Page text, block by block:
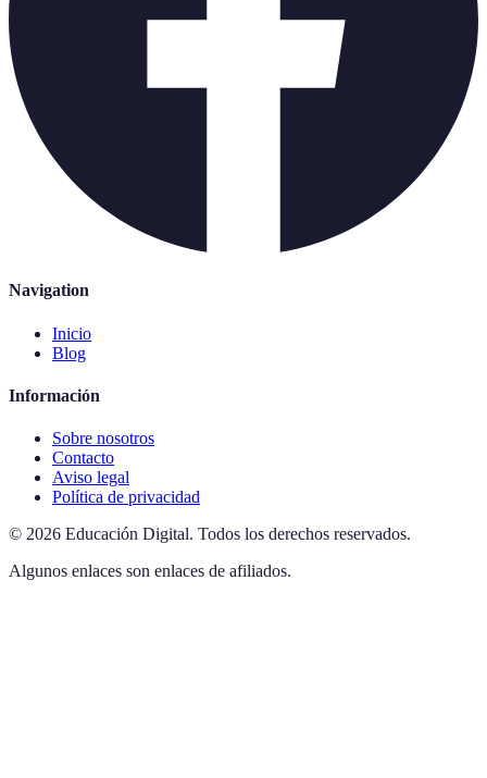
Navigation
Inicio
Blog
Información
Sobre nosotros
Contacto
Aviso legal
Política de privacidad
© 2026 Educación Digital. Todos los derechos reservados.
Algunos enlaces son enlaces de afiliados.